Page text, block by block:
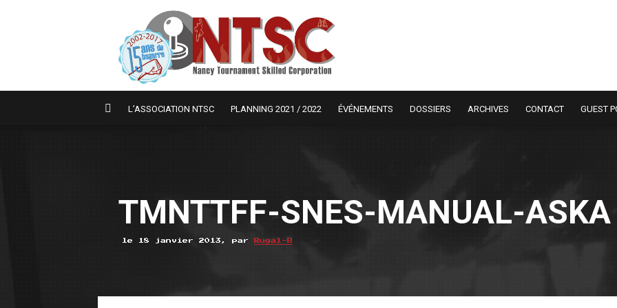
L’ASSOCIATION NTSC PLANNING 2021 / 2022 ÉVÉNEMENTS DOSSIERS ARCHIVES CONTACT GUEST
TMNTTFF-SNES-MANUAL-ASKA
le 18 janvier 2013, par Rugal-B